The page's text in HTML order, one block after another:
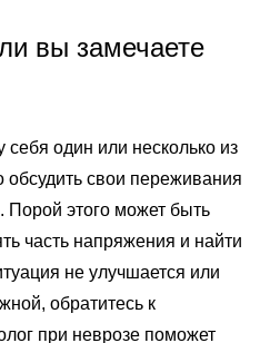
вы замечаете
один или несколько из
обсудить свои переживания
Порой этого может быть
часть напряжения и найти
не улучшается или
обратитесь к
при неврозе поможет